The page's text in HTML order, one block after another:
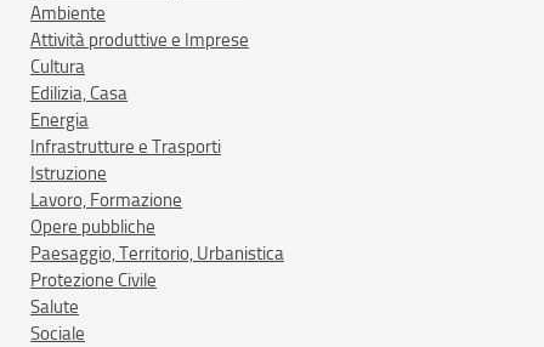
Ambiente
Attività produttive e Imprese
Cultura
Edilizia, Casa
Energia
Infrastrutture e Trasporti
Istruzione
Lavoro, Formazione
Opere pubbliche
Paesaggio, Territorio, Urbanistica
Protezione Civile
Salute
Sociale